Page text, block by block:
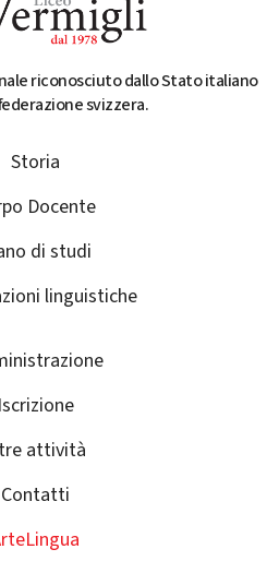
riconosciuto dallo Stato italiano
svizzera.
Storia
Docente
di studi
linguistiche
Iscrizione
attività
Contatti